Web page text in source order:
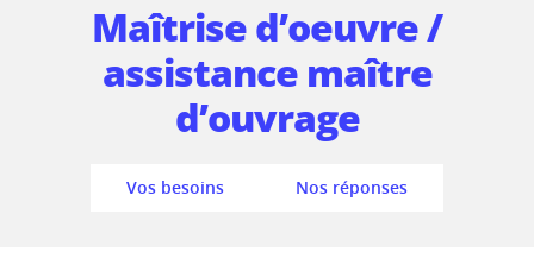
Maîtrise d’oeuvre /
assistance maître
d’ouvrage
Vos besoins Nos réponses